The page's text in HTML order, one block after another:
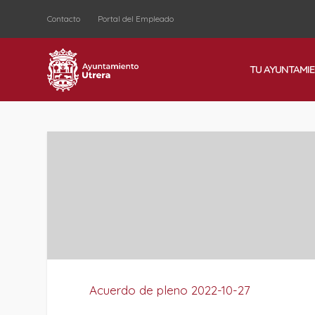
Contacto Portal del Empleado
TU
Acuerdo de pleno 2022-10-27